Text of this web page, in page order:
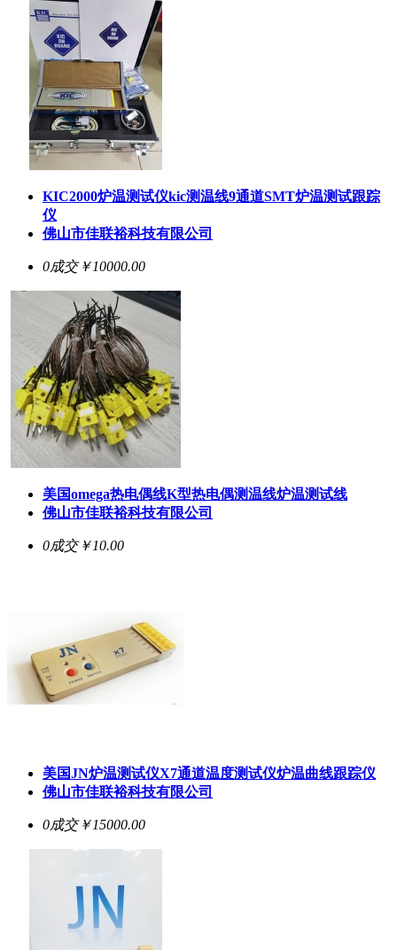
KIC2000炉温测试仪kic测温线9通道SMT炉温测试跟踪
仪
佛山市佳联裕科技有限公司
0成交￥10000.00
美国omega热电偶线K型热电偶测温线炉温测试线
佛山市佳联裕科技有限公司
0成交￥10.00
美国JN炉温测试仪X7通道温度测试仪炉温曲线跟踪仪
佛山市佳联裕科技有限公司
0成交￥15000.00